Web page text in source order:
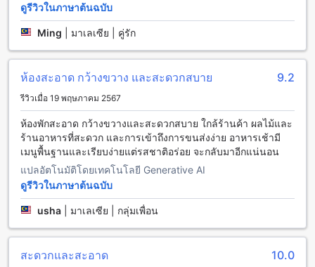
สิ่งอำนวยความสะดวกในการเดินทางที่เอ็ม โฮเต็ล ด่านนอก
เอ็ม โฮเต็ล ด่านนอก มีสิ่งอำนวยความสะดวกในการเดินทางที่
หลากหลายเพื่อให้คุณสามารถเดินทางไปยังที่หมายได้อย่างสะดวก
สบาย สำหรับผู้โดยสารที่มาจากสนามบิน สามารถใช้บริการรถรับ
ส่งสนามบินได้ที่โรงแรม นอกจากนี้ยังมีบริการรถรับส่งฟรีสำหรับ
ผู้เข้าพักที่โรงแรมด้วย เพื่อให้คุณสามารถเดินทางไปยังสถานที่
ต่างๆในเมืองได้อย่างสะดวกสบาย นอกจากนี้ยังมีที่จอดรถให้
บริการทั้งในโรงแรมและฟรีด้วย คุณสามารถเดินทางมาถึงเอ็ม
โฮเต็ล ด่านนอกด้วยรถส่วนตัวของคุณได้อย่างสะดวกสบาย และ
สามารถที่จอดรถได้ฟรีโดยไม่มีค่าใช้จ่าย
สิ่งอำนวยความสะดวกในห้องของ เอ็ม โฮเต็ล ด่านนอก
เอ็ม โฮเต็ล ด่านนอก มีสิ่งอำนวยความสะดวกที่ห้องพักมากมาย
เพื่อให้คุณรู้สึกสะดวกสบายตลอดการเข้าพักของคุณ ห้องพักทุก
สบายใจ นอกจากนี้ยังมีเสื้อผ้าคลุมอาบน้ำที่พร้อมใช้งานให้คุณเพื่อ
ดูรีวิวในภาษาต้นฉบับ
Ming มาเลเซีย | คู่รัก
ห้องสะอาด กว้างขวาง และสะดวกสบาย 9.2
รีวิวเมื่อ 19 พฤษภาคม 2567
ห้องพักสะอาด กว้างขวางและสะดวกสบาย ใกล้ร้านค้า ผลไม้และ
ร้านอาหารที่สะดวก และการเข้าถึงการขนส่งง่าย อาหารเช้ามี
เมนูพื้นฐานและเรียบง่ายแต่รสชาติอร่อย จะกลับมาอีกแน่นอน
แปลอัตโนมัติโดยเทคโนโลยี Generative AI
ดูรีวิวในภาษาต้นฉบับ
usha มาเลเซีย | กลุ่มเพื่อน
สะดวกและสะอาด 10.0